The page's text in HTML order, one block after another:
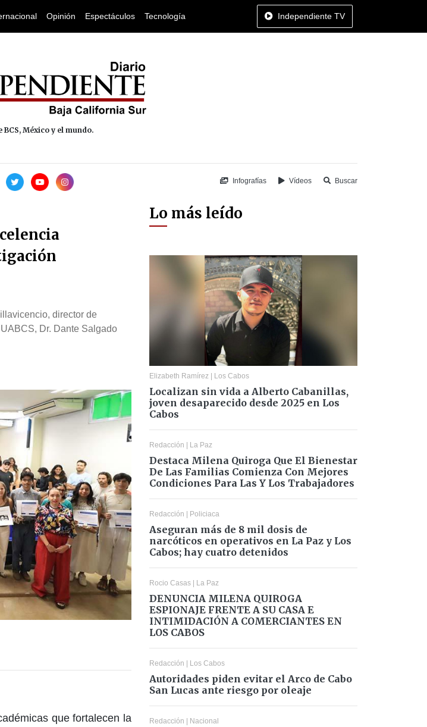
Opinión Espectáculos Tecnología Independiente TV
BCS, México y el mundo.
Infografías Vídeos Buscar
director de
Dr. Dante Salgado
que fortalecen la
Lo más leído
Elizabeth Ramírez | Los Cabos
Localizan sin vida a Alberto Cabanillas,
joven desaparecido desde 2025 en Los
Cabos
Redacción | La Paz
Destaca Milena Quiroga Que El Bienestar
De Las Familias Comienza Con Mejores
Condiciones Para Las Y Los Trabajadores
Redacción | Policiaca
Aseguran más de 8 mil dosis de
narcóticos en operativos en La Paz y Los
Cabos; hay cuatro detenidos
Rocio Casas | La Paz
DENUNCIA MILENA QUIROGA
ESPIONAJE FRENTE A SU CASA E
INTIMIDACIÓN A COMERCIANTES EN
LOS CABOS
Redacción | Los Cabos
Autoridades piden evitar el Arco de Cabo
San Lucas ante riesgo por oleaje
Redacción | Nacional